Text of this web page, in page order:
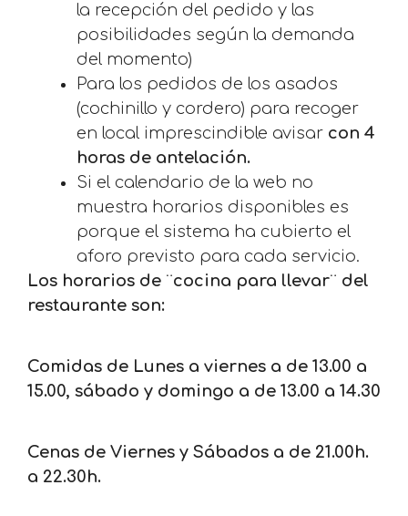
la recepción del pedido y las
posibilidades según la demanda
del momento)
Para los pedidos de los asados
(cochinillo y cordero) para recoger
en local imprescindible avisar con 4
horas de antelación.
Si el calendario de la web no
muestra horarios disponibles es
porque el sistema ha cubierto el
aforo previsto para cada servicio.
Los horarios de ¨cocina para llevar¨ del
restaurante son:
Comidas de Lunes a viernes a de 13.00 a
15.00, sábado y domingo a de 13.00 a 14.30
Cenas de Viernes y Sábados a de 21.00h.
a 22.30h.